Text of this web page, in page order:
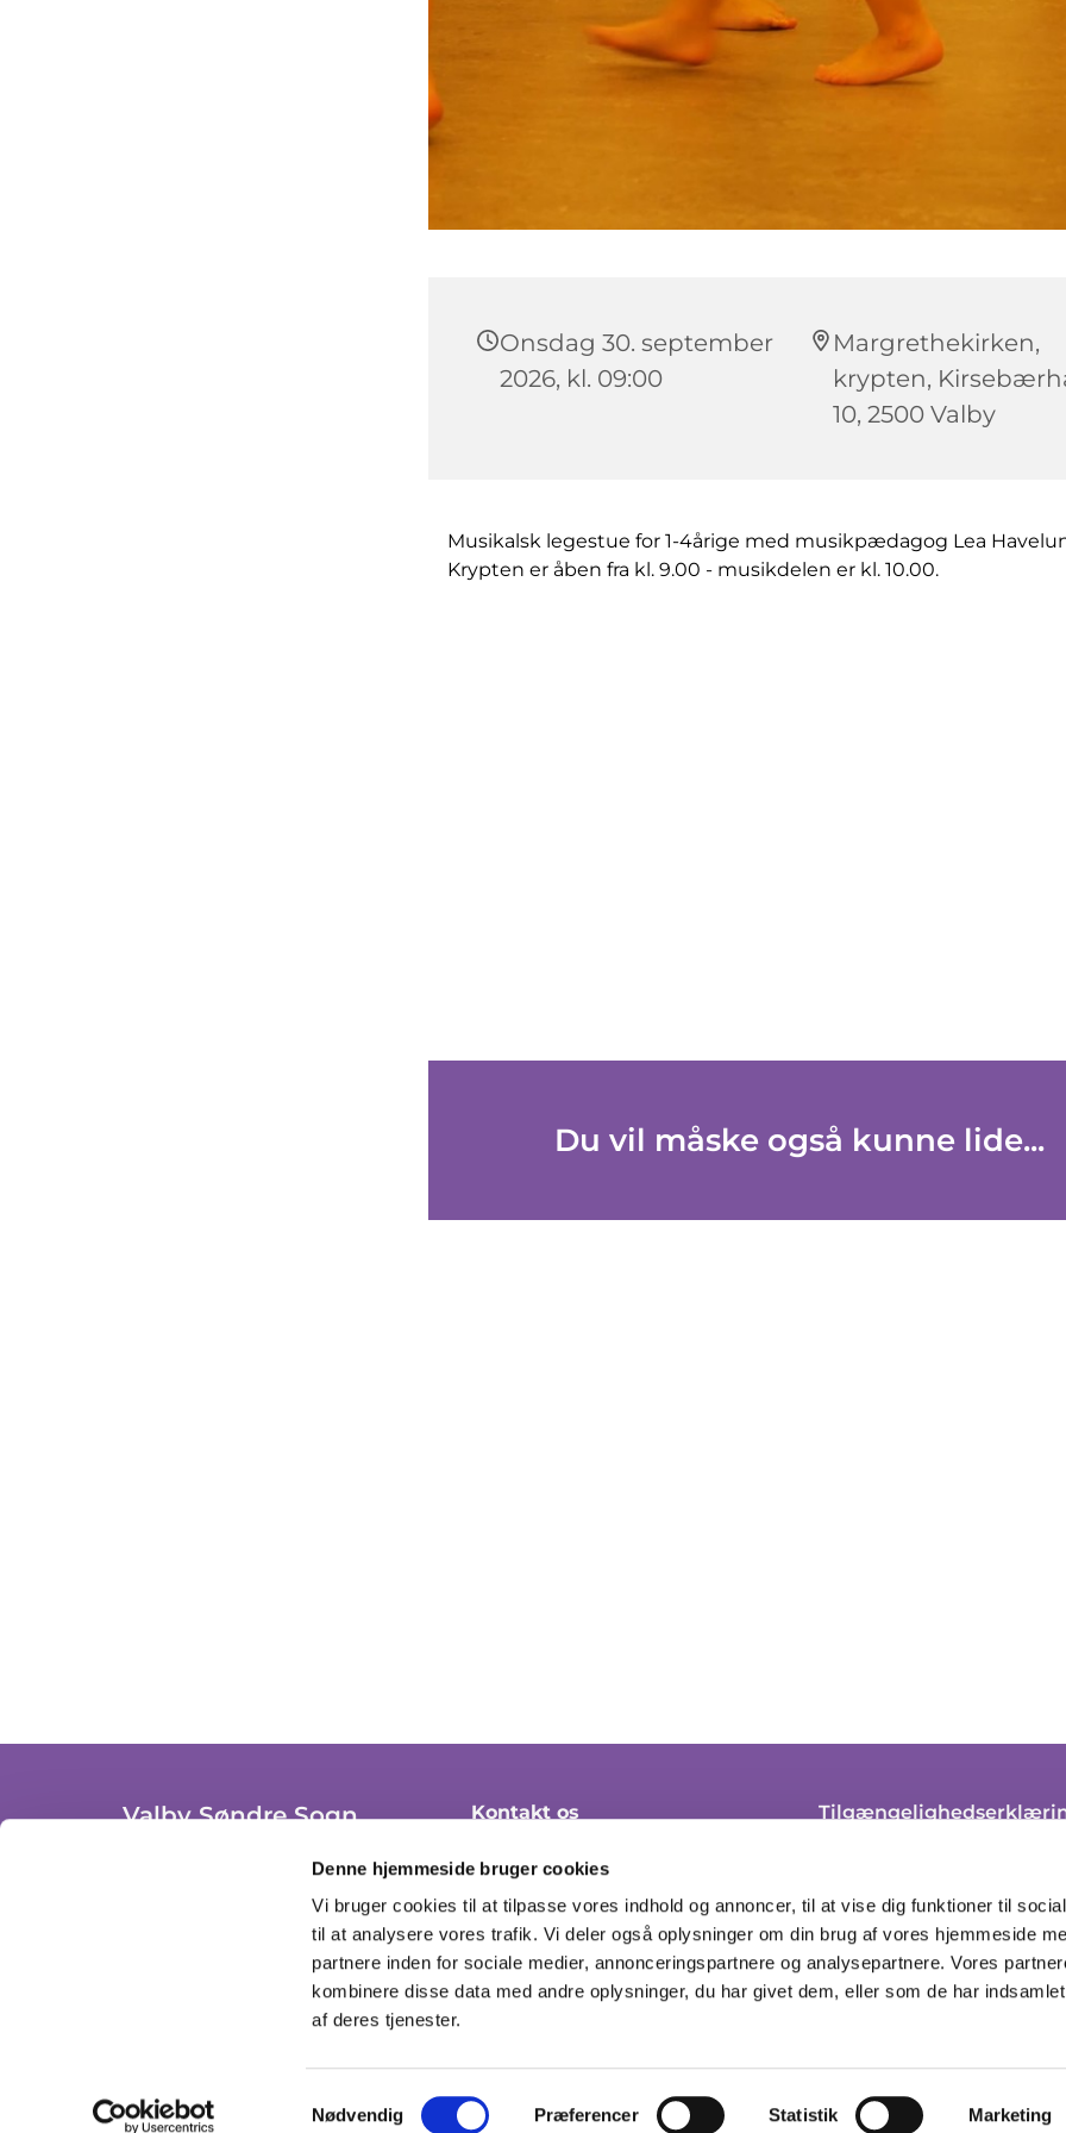
Denne hjemmeside bruger cookies
Vi bruger cookies til at tilpasse vores indhold og annoncer, til at vise dig funktioner til
til at analysere vores trafik. Vi deler også oplysninger om din brug af vores hjemmeside
partnere inden for sociale medier, annonceringspartnere og analysepartnere. Vores
kombinere disse data med andre oplysninger, du har givet dem, eller som de har
af deres tjenester.
Samtykkevalg
Nødvendig Præferencer Statistik Marketing
Onsdag 30. september
2026, kl. 09:00
Margrethekirken,
krypten,
10, 2500 Valby
Musikalsk legestue for 1-4årige med musikpædagog Lea
Krypten er åben fra kl. 9.00 - musikdelen er kl. 10.00.
Du vil måske også kunne lide...
Valby Søndre Sogn
Trekronergade 3A, st. th.
Kontakt os
valbysoendre.sogn@km.dk
Se åbningstider her
Cookie-politik
Tilmeld til nyhedsbrev
Privatlivspolitik Log på ChurchDesk